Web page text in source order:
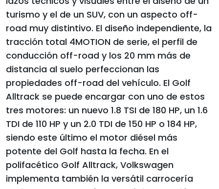
turismo y el de un SUV, con un aspecto off-
road muy distintivo. El diseño independiente, la
tracción total 4MOTION de serie, el perfil de
conducción off-road y los 20 mm más de
distancia al suelo perfeccionan las
propiedades off-road del vehículo. El Golf
Alltrack se puede encargar con uno de estos
tres motores: un nuevo 1.8 TSI de 180 HP, un 1.6
TDI de 110 HP y un 2.0 TDI de 150 HP o 184 HP,
siendo este último el motor diésel más
potente del Golf hasta la fecha. En el
polifacético Golf Alltrack, Volkswagen
implementa también la versátil carrocería